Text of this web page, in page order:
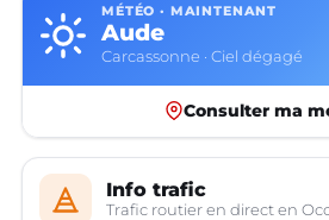
MÉTÉO · MAINTENANT
Aude
Carcassonne · Ciel dégagé
Consulter ma
Info trafic
Trafic routier en direct en